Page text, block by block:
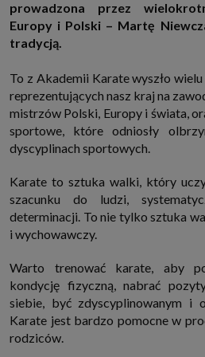
http://www.sagier.pl/
Jeżeli wyrazisz zgodę, o którą wyżej
danych osobowych będą także nasi
Podstawa i cel przetwarzania
Twoje dane przetwarzamy w następujących
1. Jeśli zawieramy z Tobą umowę o
zapewniającej Ci możliwość zapoznania
w oparciu o treść regulaminu tego
Twoje dane w zakresie niezbędnym do
2. Zapewnianie bezpieczeństwa usługi
konta nie loguje się nieuprawniona
statystycznych, ulepszanie naszych usług
wygody użytkowników (np.
również prowadzenie marketingu i
interesujesz się motoryzacją i oglądasz
dotyczącą artykułu w serwisie
przetwarzanie danych to realizacja
interesów.
3. Za Twoją zgodą usługi
Partnerzy oraz my dla podmiotów trzecich.
Cię reklamy (np. produktu, którego
ich przedstawiciele chcieliby mieć
prowadzona przez
Europy i Polski – Martę
tradycją.
To z Akademii Karate wyszło
reprezentujących nasz kraj na
mistrzów Polski, Europy i świata,
sportowe, które odniosły
dyscyplinach sportowych.
Karate to sztuka walki, który
szacunku do ludzi,
determinacji. To nie tylko sztuka
i wychowawczy.
Warto trenować karate, aby
kondycję fizyczną, nabrać
siebie, być zdyscyplinowanym i
Karate jest bardzo pomocne w
rodziców.